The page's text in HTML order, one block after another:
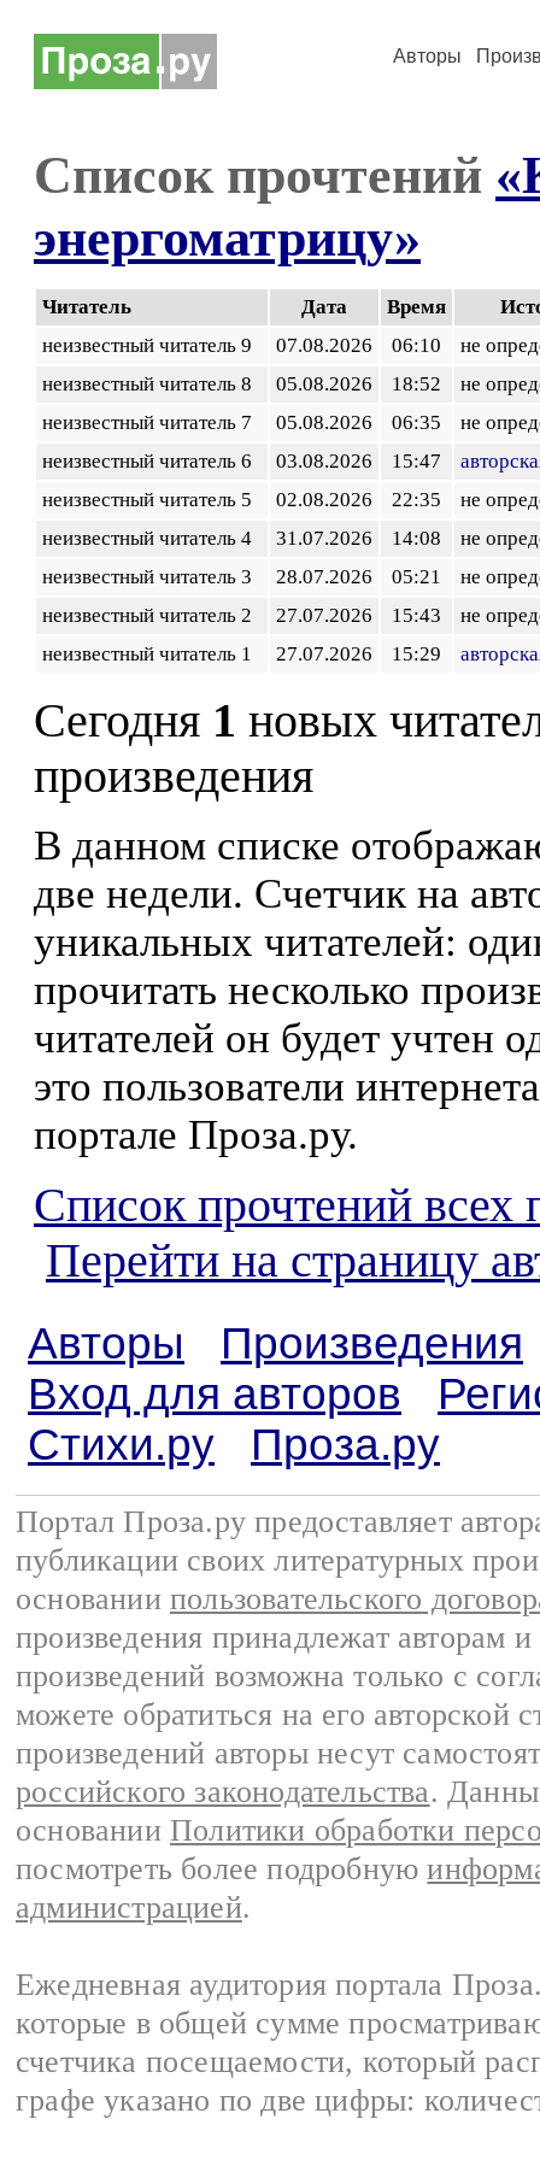
Авторы
Список прочтений
энергоматрицу»
Читатель Дата Время
неизвестный читатель 9
07.08.2026 06:10
не
неизвестный читатель 8
05.08.2026 18:52
не
неизвестный читатель 7
05.08.2026 06:35
не
неизвестный читатель 6
03.08.2026 15:47
неизвестный читатель 5
02.08.2026 22:35
не
неизвестный читатель 4
31.07.2026 14:08
не
неизвестный читатель 3
28.07.2026 05:21
не
неизвестный читатель 2
27.07.2026 15:43
не
неизвестный читатель 1
27.07.2026 15:29
Сегодня 1 новых
произведения
В данном списке
две недели. Счетчик на
уникальных читателей:
прочитать несколько
читателей он будет учтен
это пользователи
портале Проза.ру.
Список прочтений всех
Перейти на страницу
Авторы
Произведения
Вход для авторов
Стихи.ру
Проза.ру
Портал Проза.ру предоставляет
публикации своих литературных
основании пользовательского
произведения принадлежат авторам
произведений возможна только с
можете обратиться на его авторской
произведений авторы несут
российского законодательства.
основании Политики обработки
посмотреть более подробную
администрацией.
Ежедневная аудитория портала
которые в общей сумме
счетчика посещаемости, который
графе указано по две цифры: